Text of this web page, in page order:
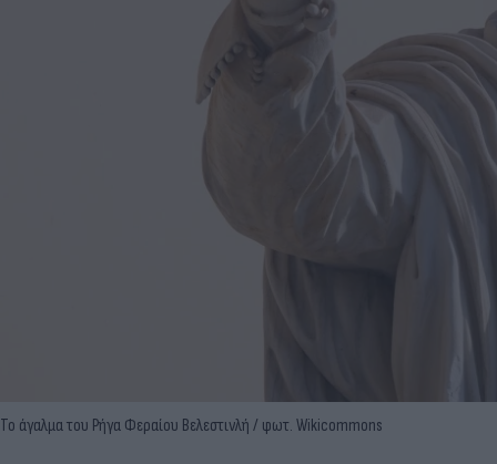
Το άγαλμα του Ρήγα Φεραίου Βελεστινλή / φωτ. Wikicommons